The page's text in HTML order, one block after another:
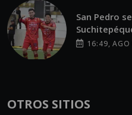
San Pedro
16:49,
OTROS SITIOS